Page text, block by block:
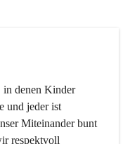
in denen Kinder
und jeder ist
Miteinander bunt
respektvoll